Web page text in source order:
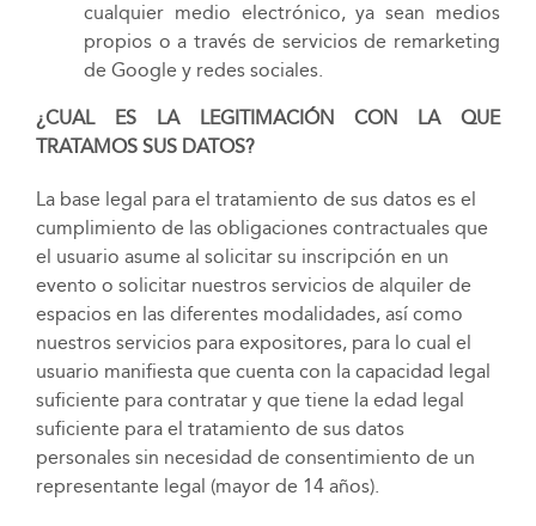
cualquier medio electrónico, ya sean medios
propios o a través de servicios de remarketing
de Google y redes sociales.
¿CUAL ES LA LEGITIMACIÓN CON LA QUE
TRATAMOS SUS DATOS?
La base legal para el tratamiento de sus datos es el
cumplimiento de las obligaciones contractuales que
el usuario asume al solicitar su inscripción en un
evento o solicitar nuestros servicios de alquiler de
espacios en las diferentes modalidades, así como
nuestros servicios para expositores, para lo cual el
usuario manifiesta que cuenta con la capacidad legal
suficiente para contratar y que tiene la edad legal
suficiente para el tratamiento de sus datos
personales sin necesidad de consentimiento de un
representante legal (mayor de 14 años).